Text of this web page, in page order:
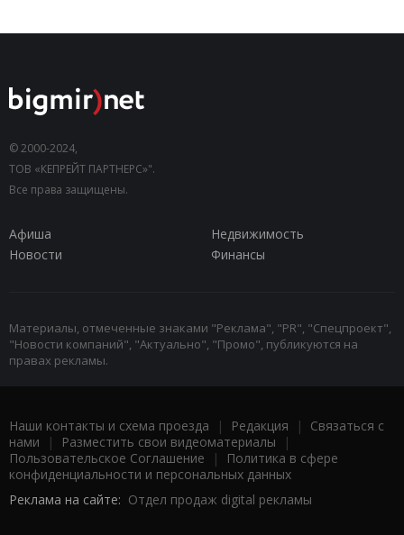
© 2000-2024,
ТОВ «КЕПРЕЙТ ПАРТНЕРС»".
Все права защищены.
Афиша
Недвижимость
Новости
Финансы
Материалы, отмеченные знаками "Реклама", "PR", "Спецпроект",
"Новости компаний", "Актуально", "Промо", публикуются на
правах рекламы.
Наши контакты и схема проезда | Редакция | Связаться с
нами | Разместить свои видеоматериалы |
Пользовательское Соглашение |
Политика в сфере
конфиденциальности и персональных данных
Реклама на сайте: Отдел продаж digital рекламы